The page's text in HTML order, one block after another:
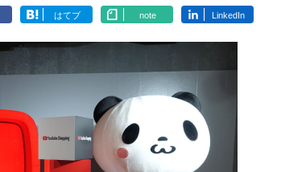
はてブ note LinkedIn